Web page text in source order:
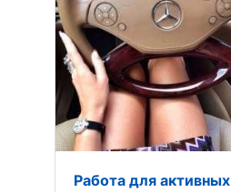
Работа для активных